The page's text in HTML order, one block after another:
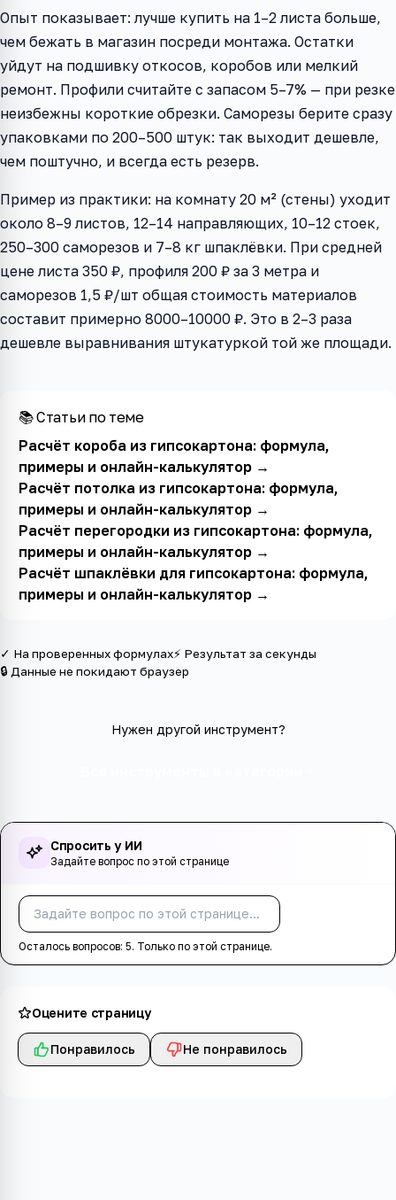
Опыт показывает: лучше купить на 1–2 листа больше,
чем бежать в магазин посреди монтажа. Остатки
уйдут на подшивку откосов, коробов или мелкий
ремонт. Профили считайте с запасом 5–7% — при резке
неизбежны короткие обрезки. Саморезы берите сразу
упаковками по 200–500 штук: так выходит дешевле,
чем поштучно, и всегда есть резерв.
Пример из практики: на комнату 20 м² (стены) уходит
около 8–9 листов, 12–14 направляющих, 10–12 стоек,
250–300 саморезов и 7–8 кг шпаклёвки. При средней
цене листа 350 ₽, профиля 200 ₽ за 3 метра и
саморезов 1,5 ₽/шт общая стоимость материалов
составит примерно 8000–10000 ₽. Это в 2–3 раза
дешевле выравнивания штукатуркой той же площади.
📚 Статьи по теме
Расчёт короба из гипсокартона: формула,
примеры и онлайн-калькулятор→
Расчёт потолка из гипсокартона: формула,
примеры и онлайн-калькулятор→
Расчёт перегородки из гипсокартона: формула,
примеры и онлайн-калькулятор→
Расчёт шпаклёвки для гипсокартона: формула,
примеры и онлайн-калькулятор→
✓ На проверенных формулах⚡ Результат за секунды
🔒 Данные не покидают браузер
Нужен другой инструмент?
Спросить у ИИ
Задайте вопрос по этой странице
Осталось вопросов: 5. Только по этой странице.
Оцените страницу
Понравилось Не понравилось